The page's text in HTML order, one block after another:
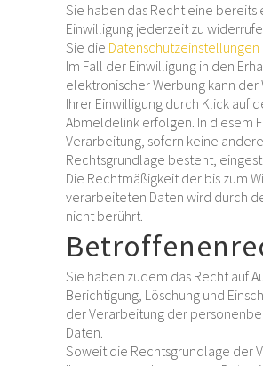
Sie haben das Recht eine bereits
Einwilligung jederzeit zu
Sie die Datenschutzeinstellungen
Im Fall der Einwilligung in den
elektronischer Werbung kann der
Ihrer Einwilligung durch Klick auf
Abmeldelink erfolgen. In diesem
Verarbeitung, sofern keine andere
Rechtsgrundlage besteht,
Die Rechtmäßigkeit der bis zum
verarbeiteten Daten wird durch
nicht berührt.
Sie haben zudem das Recht auf
Berichtigung, Löschung und
der Verarbeitung der
Daten.
Soweit die Rechtsgrundlage der